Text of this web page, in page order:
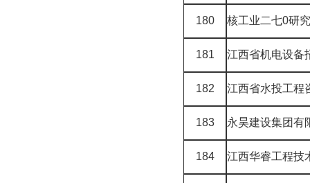
180 核工业二七0研
181 江西省机电设备
182 江西省水投工程
183 永昊建设集团有
184 江西华睿工程技